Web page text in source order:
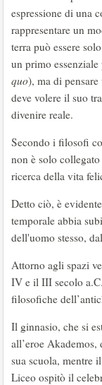
espressione di una
rappresentare un
terra può essere
un primo
quo), ma di
deve volere il suo
divenire reale.
Secondo i filosofi
non è solo
ricerca della vita
Detto ciò, è
temporale abbia
dell'uomo stesso,
Attorno agli spazi
IV e il III secolo
filosofiche
Il ginnasio, che si
all’eroe
sua scuola, mentre
Liceo ospitò il